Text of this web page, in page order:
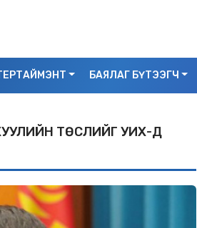
БАЯЛАГ БҮТЭЭГЧ
ТӨСЛИЙГ УИХ-Д